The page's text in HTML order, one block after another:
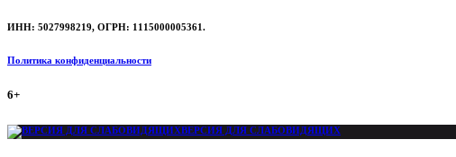
ИНН: 5027998219, ОГРН: 1115000005361.
Политика конфиденциальности
6+
ВЕРСИЯ ДЛЯ СЛАБОВИДЯЩИХ